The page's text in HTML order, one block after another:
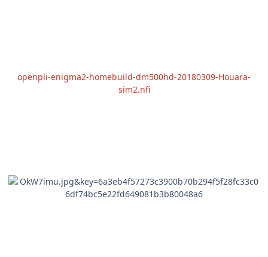
openpli-enigma2-homebuild-dm500hd-20180309-Houara-
sim2.nfi